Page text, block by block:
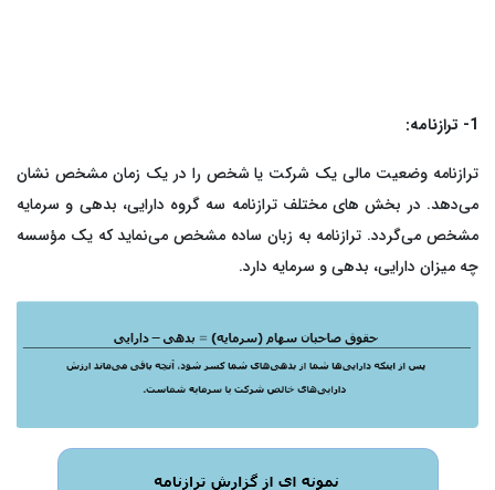
و پرداخت
1- ترازنامه:
ترازنامه وضعیت مالی یک شرکت یا شخص را در یک زمان مشخص نشان
می‌دهد. در بخش های مختلف ترازنامه سه گروه دارایی، بدهی و سرمایه
مشخص می‌گردد. ترازنامه به زبان ساده مشخص می‌نماید که یک مؤسسه
چه میزان دارایی، بدهی و سرمایه دارد.